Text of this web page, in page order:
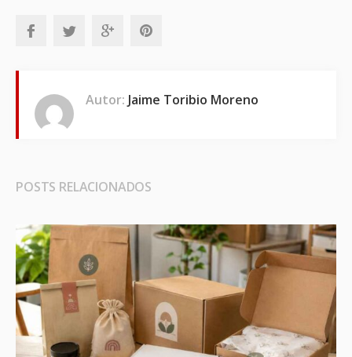
Autor: Jaime Toribio Moreno
POSTS RELACIONADOS